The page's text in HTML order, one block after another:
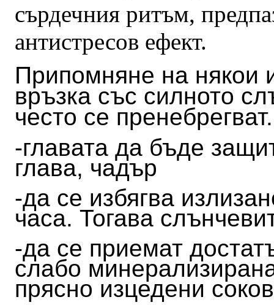
сърдечния ритъм,
антистресов ефект.
Припомняне на някои
връзка със силното
често се
-главата да бъде
глава, чадър
-да се избягва
часа. Тогава
-да се приемат
слабо
прясно изцедени